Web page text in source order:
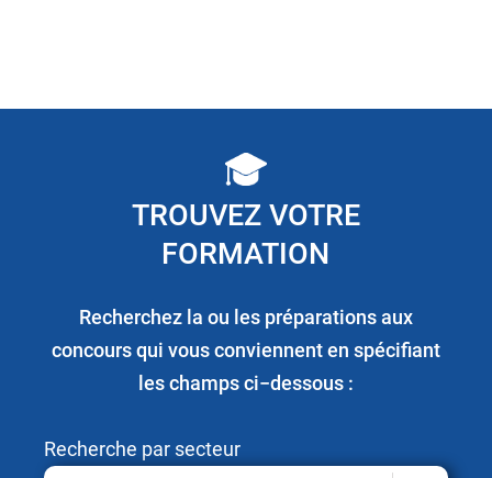
TROUVEZ VOTRE
FORMATION
Recherchez la ou les préparations aux
concours qui vous conviennent en spécifiant
les champs ci−dessous :
Recherche par secteur